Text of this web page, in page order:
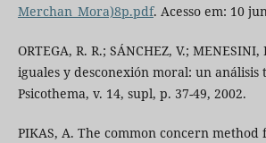
Merchan_Mora)8p.pdf. Acesso em: 10
ORTEGA, R. R.; SÁNCHEZ, V.;
iguales y desconexión moral: un
Psicothema, v. 14, supl, p. 37-49, 2002.
PIKAS, A. The common concern